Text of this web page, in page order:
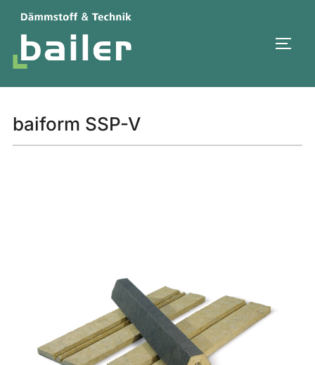
contenu
baiform SSP-V